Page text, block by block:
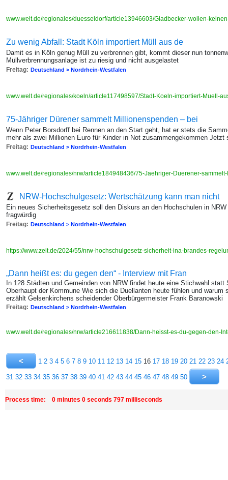
www.welt.de/regionales/duesseldorf/article13946603/Gladbecker-wollen-
Zu wenig Abfall: Stadt Köln importiert Müll aus de
Damit es in Köln genug Müll zu verbrennen gibt, kommt dieser nun
Müllverbrennungsanlage ist zu riesig und nicht ausgelastet
Freitag: Deutschland > Nordrhein-Westfalen
www.welt.de/regionales/koeln/article117498597/Stadt-Koeln-importiert-Muell-
75-Jähriger Dürener sammelt Millionenspenden – bei
Wenn Peter Borsdorff bei Rennen an den Start geht, hat er stets die
mehr als zwei Millionen Euro für Kinder in Not zusammengekommen Jetzt
Freitag: Deutschland > Nordrhein-Westfalen
www.welt.de/regionales/nrw/article184948436/75-Jaehriger-Duerener-
NRW-Hochschulgesetz: Wertschätzung kann man nicht
Ein neues Sicherheitsgesetz soll den Diskurs an den Hochschulen in
fragwürdig
Freitag: Deutschland > Nordrhein-Westfalen
https://www.zeit.de/2024/55/nrw-hochschulgesetz-sicherheit-ina-brandes-
„Dann heißt es: du gegen den“ - Interview mit Fran
In 128 Städten und Gemeinden von NRW findet heute eine Stichwahl
Oberhaupt der Kommune Wie sich die Duellanten heute fühlen und
erzählt Gelsenkirchens scheidender Oberbürgermeister Frank Baranowski
Freitag: Deutschland > Nordrhein-Westfalen
www.welt.de/regionales/nrw/article216611838/Dann-heisst-es-du-gegen-den-
1 2 3 4 5 6 7 8 9 10 11 12 13 14 15 16 17 18 19 20 21 22 23 24
31 32 33 34 35 36 37 38 39 40 41 42 43 44 45 46 47 48 49 50
Process time: 0 minutes 0 seconds 797 milliseconds